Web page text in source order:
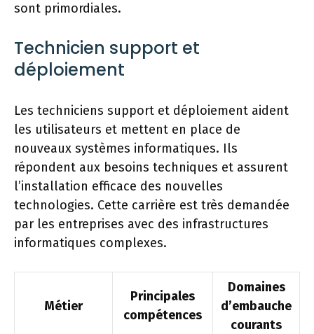
sont primordiales.
Technicien support et
déploiement
Les techniciens support et déploiement aident
les utilisateurs et mettent en place de
nouveaux systèmes informatiques. Ils
répondent aux besoins techniques et assurent
l’installation efficace des nouvelles
technologies. Cette carrière est très demandée
par les entreprises avec des infrastructures
informatiques complexes.
Métier
Principales
compétences
Domaines
d’embauche
courants